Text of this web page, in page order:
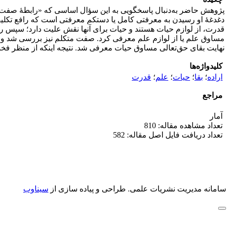
پژوهش حاضر به‌دنبال پاسخگویی به این سؤال اساسی که «رابطۀ
دغدغۀ او رسیدن به معرفتی کامل یا دستکم معرفتی است که رافع
قدرت، از لوازم حیات هستند و حیات برای آنها نقش علیت دارد؛ سپس
مساوق علم یا از لوازم علم معرفی کرد. صفت متکلم نیز بررسی شد و
نهایت بقای حق‌تعالی مساوق حیات معرفی شد. نتیجه اینکه از
کلیدواژه‌ها
اراده؛ بقا؛ حیات؛ علم؛ قدرت
مراجع
آمار
تعداد مشاهده مقاله: 810
تعداد دریافت فایل اصل مقاله: 582
سامانه مدیریت نشریات علمی. طراحی و پیاده سازی از سیناوب